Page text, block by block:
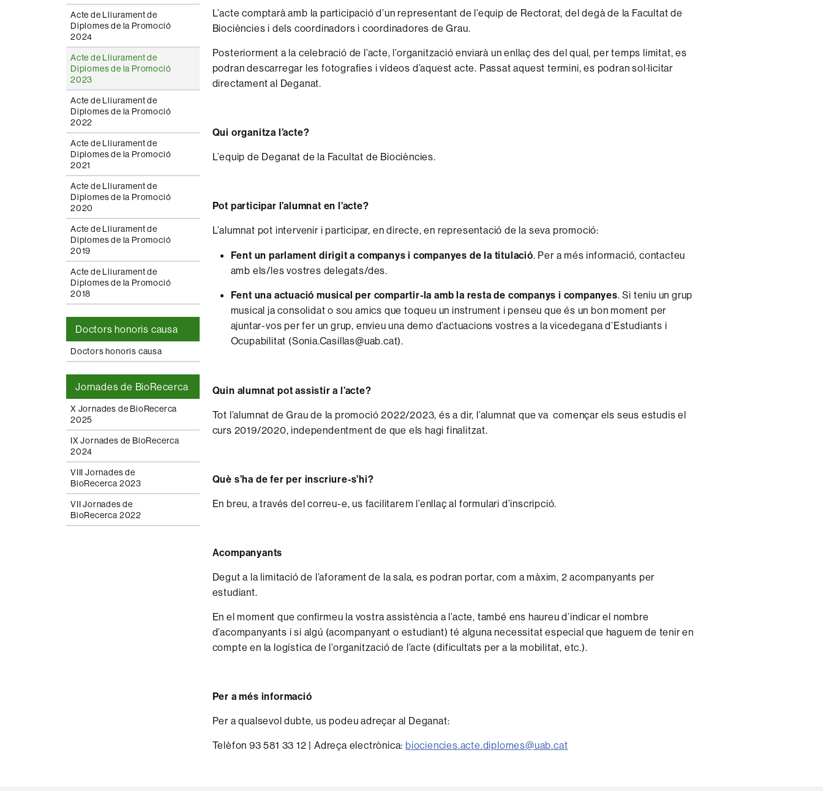
Acte de Lliurament de
Diplomes de la Promoció
2024
Acte de Lliurament de
Diplomes de la Promoció
2023
Acte de Lliurament de
Diplomes de la Promoció
2022
Acte de Lliurament de
Diplomes de la Promoció
2021
Acte de Lliurament de
Diplomes de la Promoció
2020
Acte de Lliurament de
Diplomes de la Promoció
2019
Acte de Lliurament de
Diplomes de la Promoció
2018
Doctors honoris causa
Doctors honoris causa
Jornades de BioRecerca
X Jornades de BioRecerca
2025
IX Jornades de BioRecerca
2024
VIII Jornades de
BioRecerca 2023
VII Jornades de
BioRecerca 2022
L’acte comptarà amb la participació d’un representant de l’equip de Rectorat, del degà de la Facultat de
Biociències i dels coordinadors i coordinadores de Grau.
Posteriorment a la celebració de l’acte, l’organització enviarà un enllaç des del qual, per temps limitat, es
podran descarregar les fotografies i vídeos d’aquest acte. Passat aquest termini, es podran sol·licitar
directament al Deganat.
Qui organitza l’acte?
L’equip de Deganat de la Facultat de Biociències.
Pot participar l’alumnat en l’acte?
L’alumnat pot intervenir i participar, en directe, en representació de la seva promoció:
Fent un parlament dirigit a companys i companyes de la titulació. Per a més informació, contacteu
amb els/les vostres delegats/des.
Fent una actuació musical per compartir-la amb la resta de companys i companyes.Si teniu un grup
musical ja consolidat o sou amics que toqueu un instrument i penseu que és un bon moment per
ajuntar-vos per fer un grup, envieu una demo d’actuacions vostres a la vicedegana d’Estudiants i
Ocupabilitat (Sonia.Casillas@uab.cat).
Quin alumnat pot assistir a l’acte?
Tot l’alumnat de Grau de la promoció 2022/2023, és a dir, l’alumnat que va començar els seus estudis el
curs 2019/2020, independentment de que els hagi finalitzat.
Què s’ha de fer per inscriure-s’hi?
En breu, a través del correu-e, us facilitarem l’enllaç al formulari d’inscripció.
Acompanyants
Degut a la limitació de l’aforament de la sala, es podran portar, com a màxim, 2 acompanyants per
estudiant.
En el moment que confirmeu la vostra assistència a l’acte, també ens haureu d’indicar el nombre
d’acompanyants i si algú (acompanyant o estudiant) té alguna necessitat especial que haguem de tenir en
compte en la logística de l’organització de l’acte (dificultats per a la mobilitat, etc.).
Per a més informació
Per a qualsevol dubte, us podeu adreçar al Deganat:
Telèfon 93 581 33 12 | Adreça electrònica: biociencies.acte.diplomes@uab.cat